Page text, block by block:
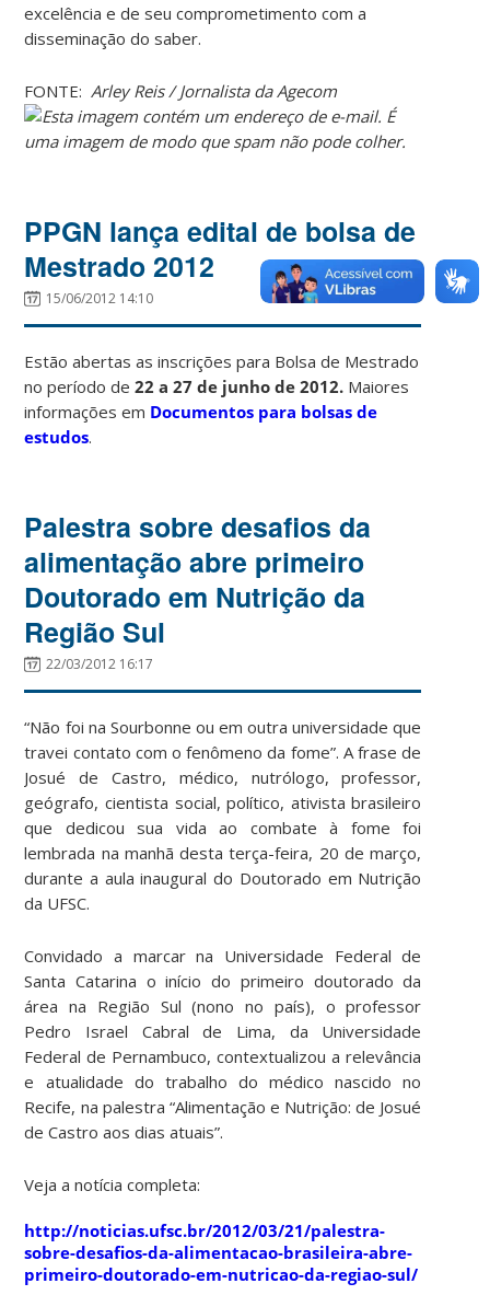
excelência e de seu comprometimento com a
disseminação do saber.
FONTE: Arley Reis / Jornalista da Agecom
PPGN lança edital de bolsa de
Mestrado 2012
15/06/2012 14:10
Estão abertas as inscrições para Bolsa de Mestrado
no período de 22 a 27 de junho de 2012. Maiores
informações em Documentos para bolsas de
estudos.
Palestra sobre desafios da
alimentação abre primeiro
Doutorado em Nutrição da
Região Sul
22/03/2012 16:17
“Não foi na Sourbonne ou em outra universidade que
travei contato com o fenômeno da fome”. A frase de
Josué de Castro, médico, nutrólogo, professor,
geógrafo, cientista social, político, ativista brasileiro
que dedicou sua vida ao combate à fome foi
lembrada na manhã desta terça-feira, 20 de março,
durante a aula inaugural do Doutorado em Nutrição
da UFSC.
Convidado a marcar na Universidade Federal de
Santa Catarina o início do primeiro doutorado da
área na Região Sul (nono no país), o professor
Pedro Israel Cabral de Lima, da Universidade
Federal de Pernambuco, contextualizou a relevância
e atualidade do trabalho do médico nascido no
Recife, na palestra “Alimentação e Nutrição: de Josué
de Castro aos dias atuais”.
Veja a notícia completa:
http://noticias.ufsc.br/2012/03/21/palestra-
sobre-desafios-da-alimentacao-brasileira-abre-
primeiro-doutorado-em-nutricao-da-regiao-sul/